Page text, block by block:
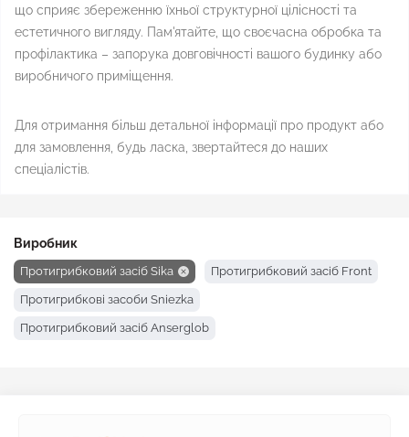
що сприяє збереженню їхньої структурної цілісності та
естетичного вигляду. Пам'ятайте, що своєчасна обробка та
профілактика – запорука довговічності вашого будинку або
виробничого приміщення.
Для отримання більш детальної інформації про продукт або
для замовлення, будь ласка, звертайтеся до наших
спеціалістів.
Виробник
Протигрибковий засіб Sika Протигрибковий засіб Front
Протигрибкові засоби Sniezka
Протигрибковий засіб Anserglob